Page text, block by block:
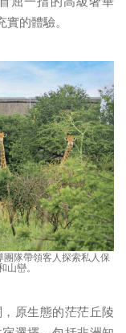
的體驗。
隊帶領客人探索私人保
山巒。
原生態的茫茫丘陵